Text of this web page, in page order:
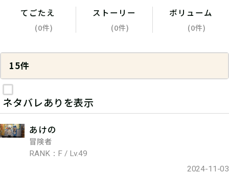
てごたえ
(0件)
ストーリー
(0件)
ボリューム
(0件)
15件
ネタバレありを表示
あけの
冒険者
RANK：F / Lv.49
2024-11-03